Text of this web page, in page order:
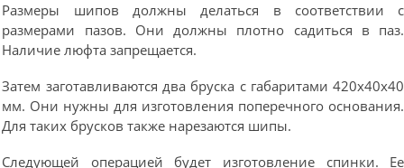
Размеры шипов должны делаться в соответствии с
размерами пазов. Они должны плотно садиться в паз.
Наличие люфта запрещается.
Затем заготавливаются два бруска с габаритами 420х40х40
мм. Они нужны для изготовления поперечного основания.
Для таких брусков также нарезаются шипы.
Следующей операцией будет изготовление спинки. Ее